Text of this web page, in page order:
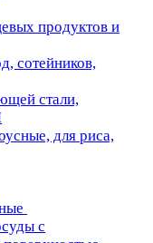
продуктов и
сотейников,
стали,
для риса,
с